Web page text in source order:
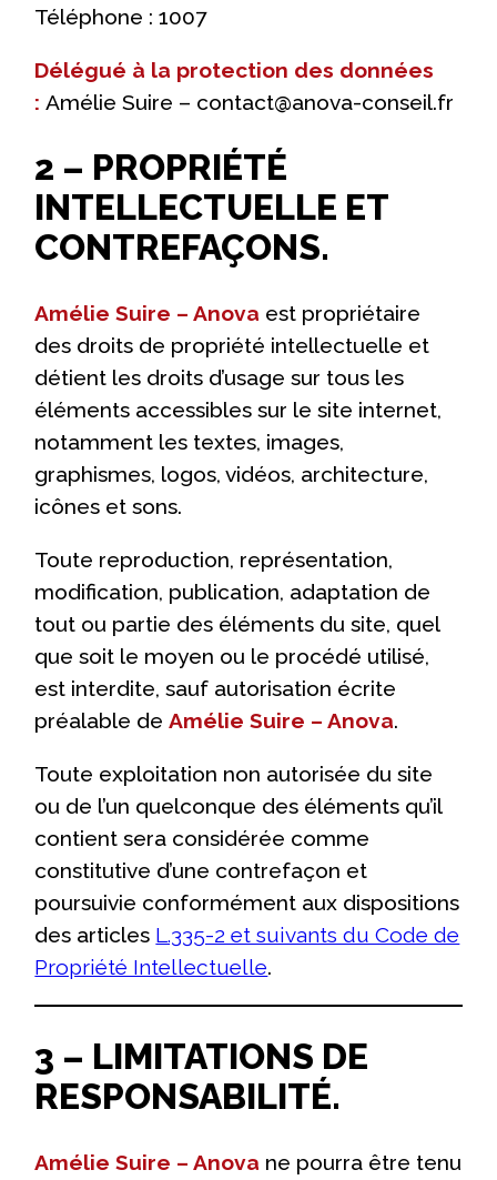
Téléphone : 1007
Délégué à la protection des données
:Amélie Suire – contact@anova-conseil.fr
2 – PROPRIÉTÉ
INTELLECTUELLE ET
CONTREFAÇONS.
Amélie Suire – Anova est propriétaire
des droits de propriété intellectuelle et
détient les droits d’usage sur tous les
éléments accessibles sur le site internet,
notamment les textes, images,
graphismes, logos, vidéos, architecture,
icônes et sons.
Toute reproduction, représentation,
modification, publication, adaptation de
tout ou partie des éléments du site, quel
que soit le moyen ou le procédé utilisé,
est interdite, sauf autorisation écrite
préalable deAmélie Suire – Anova.
Toute exploitation non autorisée du site
ou de l’un quelconque des éléments qu’il
contient sera considérée comme
constitutive d’une contrefaçon et
poursuivie conformément aux dispositions
des articles L.335-2 et suivants du Code de
Propriété Intellectuelle.
3 – LIMITATIONS DE
RESPONSABILITÉ.
Amélie Suire – Anova ne pourra être tenu